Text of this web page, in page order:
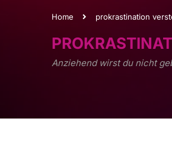
Home prokrastination
Anziehend wirst du nicht